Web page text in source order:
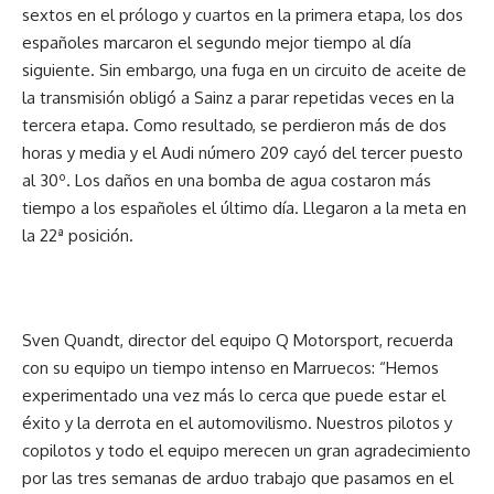
sextos en el prólogo y cuartos en la primera etapa, los dos
españoles marcaron el segundo mejor tiempo al día
siguiente. Sin embargo, una fuga en un circuito de aceite de
la transmisión obligó a Sainz a parar repetidas veces en la
tercera etapa. Como resultado, se perdieron más de dos
horas y media y el Audi número 209 cayó del tercer puesto
al 30º. Los daños en una bomba de agua costaron más
tiempo a los españoles el último día. Llegaron a la meta en
la 22ª posición.
Sven Quandt, director del equipo Q Motorsport, recuerda
con su equipo un tiempo intenso en Marruecos: “Hemos
experimentado una vez más lo cerca que puede estar el
éxito y la derrota en el automovilismo. Nuestros pilotos y
copilotos y todo el equipo merecen un gran agradecimiento
por las tres semanas de arduo trabajo que pasamos en el